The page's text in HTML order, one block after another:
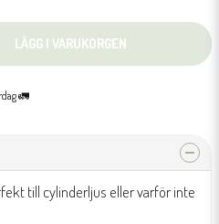
LÄGG I VARUKORGEN
🚛
till cylinderljus eller varför inte